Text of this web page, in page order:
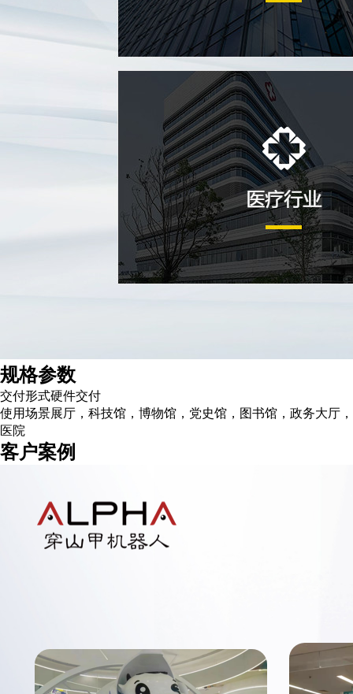
规格参数
交付形式硬件交付
使用场景展厅，科技馆，博物馆，党史馆，图书馆，政务大厅，
医院
客户案例